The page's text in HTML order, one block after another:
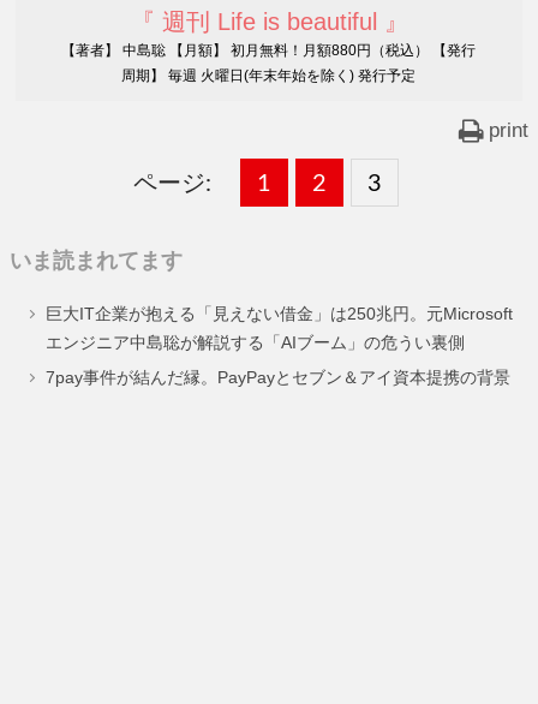
『 週刊 Life is beautiful 』
【著者】 中島聡 【月額】 初月無料！月額880円（税込） 【発行
周期】 毎週 火曜日(年末年始を除く) 発行予定
print
ページ:
固
ー
ジ
1 ,
固
ー
ジ
2 ,
固
ー
ジ
3
いま読まれてます
巨大IT企業が抱える「見えない借金」は250兆円。元Microsoft
エンジニア中島聡が解説する「AIブーム」の危うい裏側
7pay事件が結んだ縁。PayPayとセブン＆アイ資本提携の背景